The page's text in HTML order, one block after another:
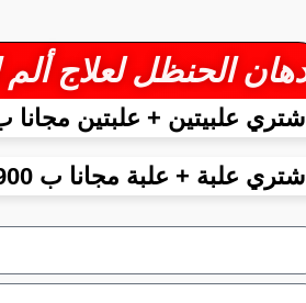
اشتري علبيتين + علبتين مجانا ب 2900
اشتري علبة + علبة مجانا ب 1900 دج